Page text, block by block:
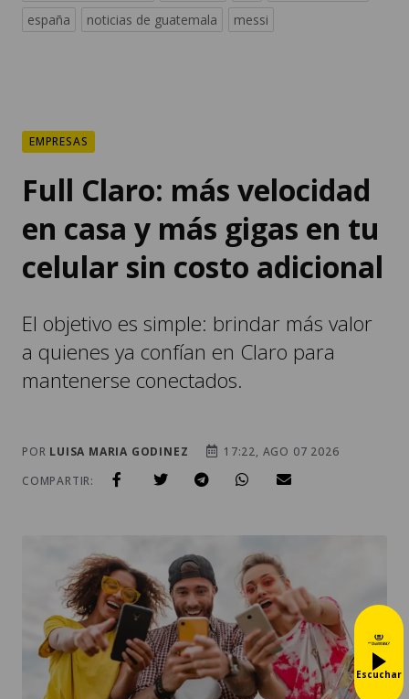
españa noticias de guatemala messi
EMPRESAS
Full Claro: más velocidad
en casa y más gigas en tu
celular sin costo adicional
El objetivo es simple: brindar más valor
a quienes ya confían en Claro para
mantenerse conectados.
POR LUISA MARIA GODINEZ
17:22, AGO 07 2026
COMPARTIR:
Escuchar